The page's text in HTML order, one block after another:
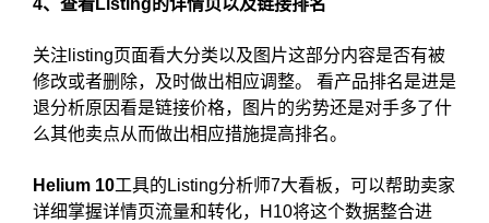
4、查看Listing的详情页以及链接排名
关注listing页面看大分类以及图片这部分内容是否有被
修改或者删除，及时做出相应调整。 看产品排名是进是
退分析原因看是链接价格，图片的劣势还是对手多了什
么其他卖点从而做出相应措施提高排名。
Helium 10工具的Listing分析师7大看板，可以帮助卖家
详细掌握详情页流量和转化，H10将这个数据整合进